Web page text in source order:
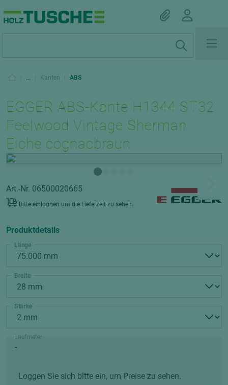
... Kanten ABS
EGGER ABS-Kante H1344 ST32
Feelwood Vintage Sherman
Eiche cognacbraun
Art.-Nr. 06500020665
Bitte einloggen um die Lieferzeit zu sehen.
Produktdetails
Länge
Breite
Stärke
Laufmeter
Loggen Sie sich bitte ein, um Preise zu sehen.